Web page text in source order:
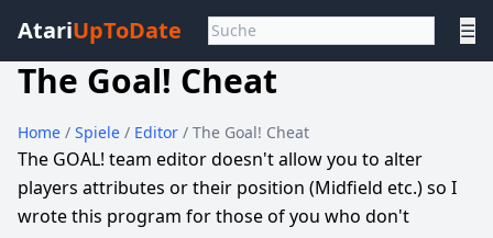
AtariUpToDate ☰
The Goal! Cheat
Home / Spiele / Editor / The Goal! Cheat
The GOAL! team editor doesn't allow you to alter
players attributes or their position (Midfield etc.) so I
wrote this program for those of you who don't